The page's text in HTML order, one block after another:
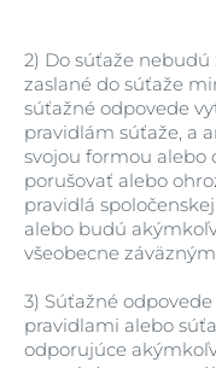
2) Do súťaže
zaslané do súťaže
súťažné odpovede
pravidlám súťaže, a
svojou formou alebo
porušovať alebo
pravidlá
alebo budú
všeobecne
3) Súťažné
pravidlami alebo
odporujúce